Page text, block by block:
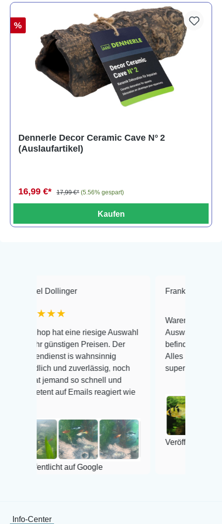
%
Dennerle Decor Ceramic Cave N° 2
(Auslaufartikel)
16,99 €* 17,99 €* (5.56% gespart)
Kaufen
hat eine riesige Auswahl
Preisen. Der
is wahnsinnig
und zuverlässig, noch
so schnell und
auf Emails reagiert wie
auf Google
Frank Hackmayer
Warenanlieferung Top und
Auswahl plus
befinden der Fische
Alles ist quick lebendig und
super Zustand. Gerne
Veröffentlicht auf Google
Info-Center